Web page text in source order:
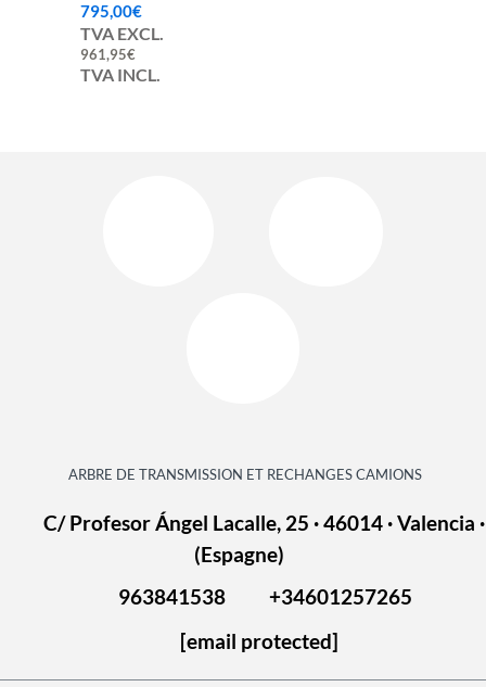
795,00€
TVA EXCL.
961,95€
TVA INCL.
ARBRE DE TRANSMISSION ET RECHANGES CAMIONS
C/ Profesor Ángel Lacalle, 25 · 46014 · Valencia ·
(Espagne)
963841538
+34601257265
[email protected]